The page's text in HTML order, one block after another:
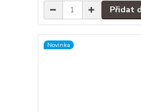
Přidat
Novinka